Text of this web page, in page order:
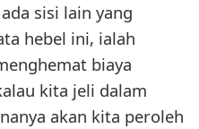
sisi lain yang
hebel ini, ialah
biaya
kita jeli dalam
akan kita peroleh